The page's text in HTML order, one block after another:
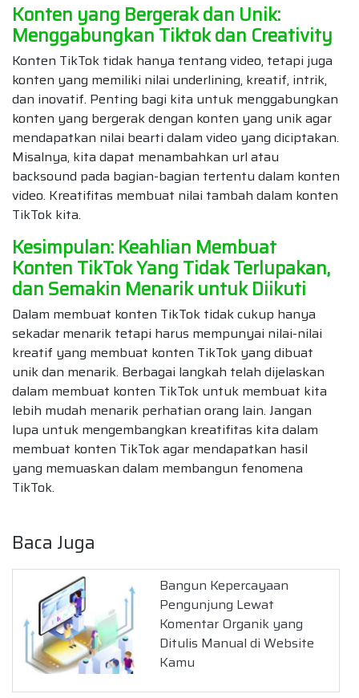
Konten yang Bergerak dan Unik:
Menggabungkan Tiktok dan Creativity
Konten TikTok tidak hanya tentang video, tetapi juga
konten yang memiliki nilai underlining, kreatif, intrik,
dan inovatif. Penting bagi kita untuk menggabungkan
konten yang bergerak dengan konten yang unik agar
mendapatkan nilai bearti dalam video yang diciptakan.
Misalnya, kita dapat menambahkan url atau
backsound pada bagian-bagian tertentu dalam konten
video. Kreatifitas membuat nilai tambah dalam konten
TikTok kita.
Kesimpulan: Keahlian Membuat
Konten TikTok Yang Tidak Terlupakan,
dan Semakin Menarik untuk Diikuti
Dalam membuat konten TikTok tidak cukup hanya
sekadar menarik tetapi harus mempunyai nilai-nilai
kreatif yang membuat konten TikTok yang dibuat
unik dan menarik. Berbagai langkah telah dijelaskan
dalam membuat konten TikTok untuk membuat kita
lebih mudah menarik perhatian orang lain. Jangan
lupa untuk mengembangkan kreatifitas kita dalam
membuat konten TikTok agar mendapatkan hasil
yang memuaskan dalam membangun fenomena
TikTok.
Baca Juga
Bangun Kepercayaan
Pengunjung Lewat
Komentar Organik yang
Ditulis Manual di Website
Kamu